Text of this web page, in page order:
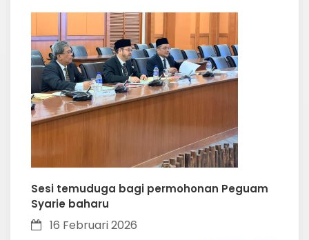
Sesi temuduga bagi permohonan Peguam
Syarie baharu
16 Februari 2026